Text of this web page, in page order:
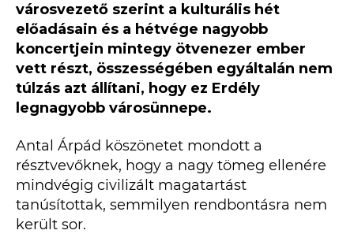
városvezető szerint a kulturális hét
előadásain és a hétvége nagyobb
koncertjein mintegy ötvenezer ember
vett részt, összességében egyáltalán nem
túlzás azt állítani, hogy ez Erdély
legnagyobb városünnepe.
Antal Árpád köszönetet mondott a
résztvevőknek, hogy a nagy tömeg ellenére
mindvégig civilizált magatartást
tanúsítottak, semmilyen rendbontásra nem
került sor.